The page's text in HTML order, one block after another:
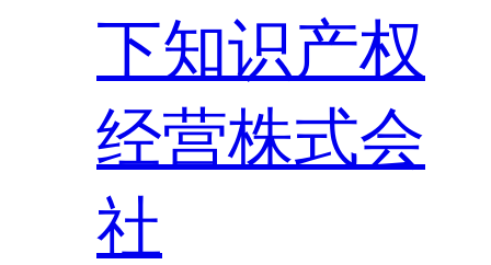
下知识产权
经营株式会
社